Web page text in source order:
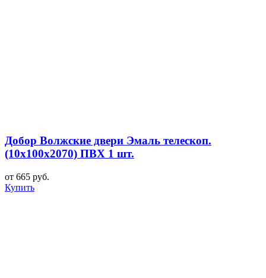
Добор Волжские двери Эмаль телескоп.
(10х100х2070) ПВХ 1 шт.
от 665 руб.
Купить